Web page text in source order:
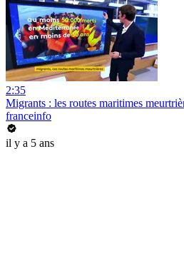
2:35
Migrants : les routes maritimes
franceinfo
il y a 5 ans